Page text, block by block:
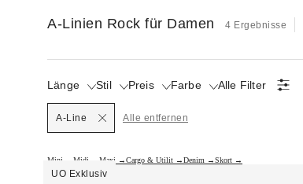
A-Linien Rock für Damen 4 Ergebnisse
Länge Stil
SelectedPreis Farbe Alle Filter
A-Line Alle entfernen
Mini → Midi → Maxi →Cargo & Utilit →Denim →Skort →
UO Exklusiv